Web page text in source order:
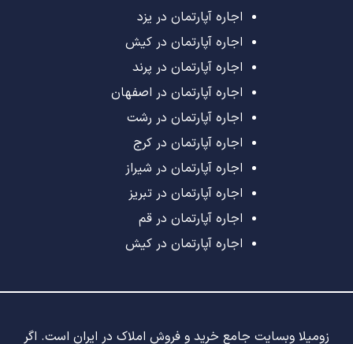
اجاره آپارتمان در یزد
اجاره آپارتمان در کیش
اجاره آپارتمان در پرند
اجاره آپارتمان در اصفهان
اجاره آپارتمان در رشت
اجاره آپارتمان در کرج
اجاره آپارتمان در شیراز
اجاره آپارتمان در تبریز
اجاره آپارتمان در قم
اجاره آپارتمان در کیش
زومیلا وبسایت جامع خرید و فروش املاک در ایران است. اگر